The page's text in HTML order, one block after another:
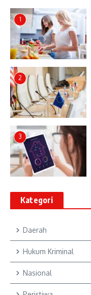
1
2
3
Kategori
Daerah
Hukum Kriminal
Nasional